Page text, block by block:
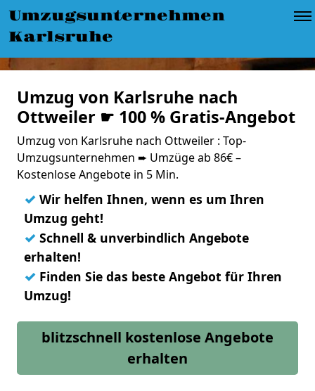
Umzugsunternehmen
Karlsruhe
Umzug von Karlsruhe nach
Ottweiler ☛ 100 % Gratis-Angebot
Umzug von Karlsruhe nach Ottweiler : Top-
Umzugsunternehmen ➨ Umzüge ab 86€ –
Kostenlose Angebote in 5 Min.
✓ Wir helfen Ihnen, wenn es um Ihren
Umzug geht!
✓ Schnell & unverbindlich Angebote
erhalten!
✓ Finden Sie das beste Angebot für Ihren
Umzug!
blitzschnell kostenlose Angebote
erhalten